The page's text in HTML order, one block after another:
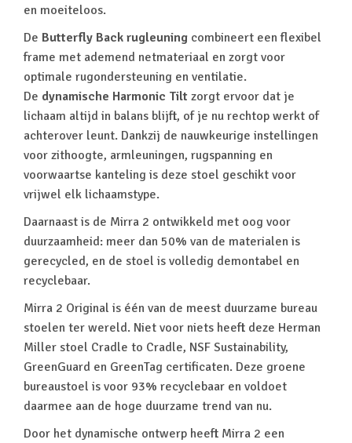
en moeiteloos.
De Butterfly Back rugleuning combineert een flexibel
frame met ademend netmateriaal en zorgt voor
optimale rugondersteuning en ventilatie.
De dynamische Harmonic Tilt zorgt ervoor dat je
lichaam altijd in balans blijft, of je nu rechtop werkt of
achterover leunt. Dankzij de nauwkeurige instellingen
voor zithoogte, armleuningen, rugspanning en
voorwaartse kanteling is deze stoel geschikt voor
vrijwel elk lichaamstype.
Daarnaast is de Mirra 2 ontwikkeld met oog voor
duurzaamheid: meer dan 50% van de materialen is
gerecycled, en de stoel is volledig demontabel en
recyclebaar.
Mirra 2 Original is één van de meest duurzame bureau
stoelen ter wereld. Niet voor niets heeft deze Herman
Miller stoel Cradle to Cradle, NSF Sustainability,
GreenGuard en GreenTag certificaten. Deze groene
bureaustoel is voor 93% recyclebaar en voldoet
daarmee aan de hoge duurzame trend van nu.
Door het dynamische ontwerp heeft Mirra 2 een